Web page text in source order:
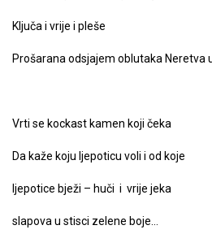
Ključa i vrije i pleše
Prošarana odsjajem oblutaka Neretva
Vrti se kockast kamen koji čeka
Da kaže koju ljepoticu voli i od koje
ljepotice bježi – huči i vrije jeka
slapova u stisci zelene boje…